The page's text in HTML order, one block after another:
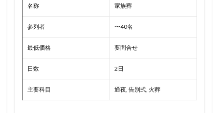
名称 家族葬
参列者 〜40名
最低価格 要問合せ
日数 2日
主要科目 通夜, 告別式, 火葬